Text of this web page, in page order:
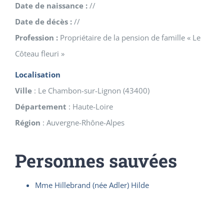
Date de naissance : //
Date de décès : //
Profession : Propriétaire de la pension de famille « Le
Côteau fleuri »
Localisation
Ville : Le Chambon-sur-Lignon (43400)
Département : Haute-Loire
Région : Auvergne-Rhône-Alpes
Personnes sauvées
Mme Hillebrand (née Adler) Hilde